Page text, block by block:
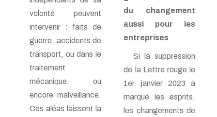
n° 116 - Juillet 2003
n° 115 - Avril 2003
n° 114 - Janvier 2003
n° 112 - Juillet 2002
n° 111 - Avril 2002
n° 110 - Janvier 2002
n° 108 -Juillet 2001
n° 107 - Avril 2001
n° 105 - Octobre 2000
volonté peuvent
intervenir : faits de
guerre, accidents de
transport, ou dans le
traitement
mécanique, ou
encore malveillance.
Ces aléas laissent la
du changement
aussi pour les
entreprises
Si la suppression
de la Lettre rouge le
1er janvier 2023 a
marqué les esprits,
les changements de